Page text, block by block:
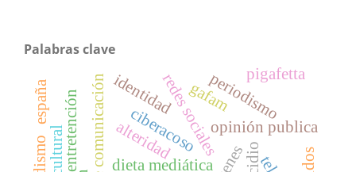
Palabras clave
dieta mediática
redes sociales
ciberacoso opinión publica
periodismo
entretención alteridad
pigafetta
identidad
españa gafam